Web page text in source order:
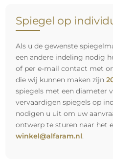
Spiegel op
Als u de gewenste
een andere indeling nodig
of per e-mail contact met
die wij kunnen maken zijn
spiegels met een diameter
vervaardigen spiegels op
nodigen u uit om uw
ontwerp te sturen naar het
winkel@alfaram.nl.